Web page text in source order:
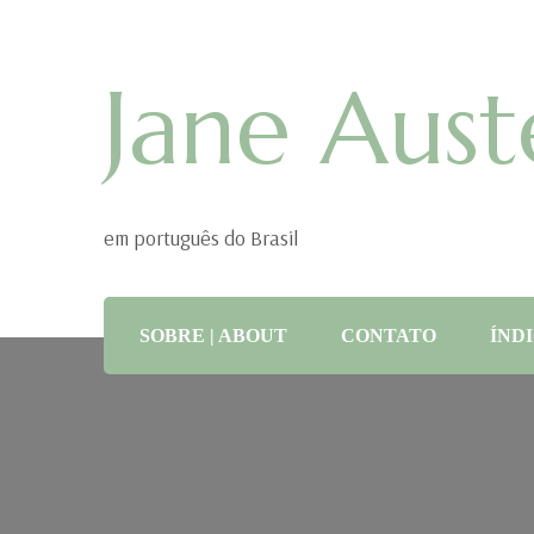
Jane
em português do Brasil
SOBRE | ABOUT CONTATO